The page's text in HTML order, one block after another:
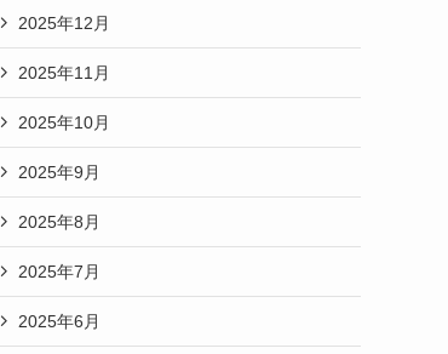
2025年12月
2025年11月
2025年10月
2025年9月
2025年8月
2025年7月
2025年6月